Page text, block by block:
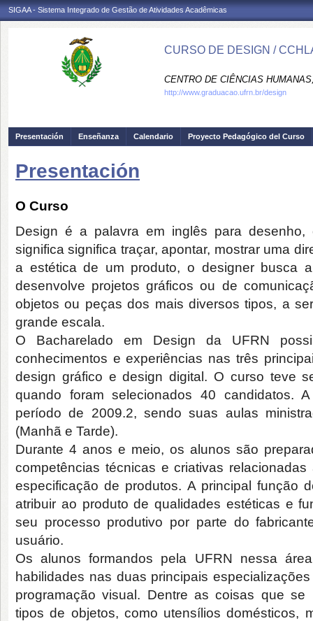
SIGAA - Sistema Integrado de Gestão de Atividades Acadêmicas
CURSO DE DESIGN /
CENTRO DE CIÊNCIAS
http://www.graduacao.ufrn.br/design
Presentación Enseñanza Calendario Proyecto Pedagógico del Curso
Presentación
O Curso
Design é a palavra em inglês para desenho,
significa significa traçar, apontar, mostrar uma
a estética de um produto, o designer busca
desenvolve projetos gráficos ou de
objetos ou peças dos mais diversos tipos, a
grande escala.
O Bacharelado em Design da UFRN
conhecimentos e experiências nas três
design gráfico e design digital. O curso teve
quando foram selecionados 40 candidatos.
período de 2009.2, sendo suas aulas
(Manhã e Tarde).
Durante 4 anos e meio, os alunos são
competências técnicas e criativas
especificação de produtos. A principal função
atribuir ao produto de qualidades estéticas e
seu processo produtivo por parte do
usuário.
Os alunos formandos pela UFRN nessa
habilidades nas duas principais
programação visual. Dentre as coisas que se
tipos de objetos, como utensílios domésticos,